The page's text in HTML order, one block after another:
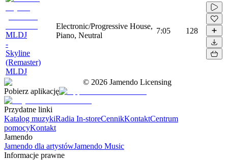
MLDJ
-
Skyline
(Remaster)
MLDJ
Electronic/Progressive House,
Piano, Neutral
7:05 128
© 2026 Jamendo Licensing
Pobierz aplikację
Przydatne linki
Katalog muzykiRadia In-storeCennikKontaktCentrum
pomocyKontakt
Jamendo
Jamendo dla artystówJamendo Music
Informacje prawne